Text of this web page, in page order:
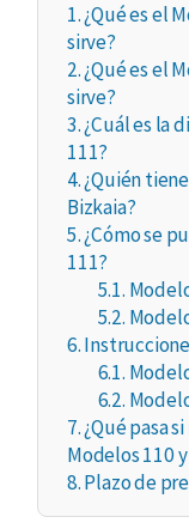
1.¿Qué es el
sirve?
2.¿Qué es el
sirve?
3.¿Cuál es la
111?
4.¿Quién
Bizkaia?
5.¿Cómo se
111?
5.1.
5.2.
6.
6.1.
6.2.
7.¿Qué pasa
Modelos 110
8.Plazo de